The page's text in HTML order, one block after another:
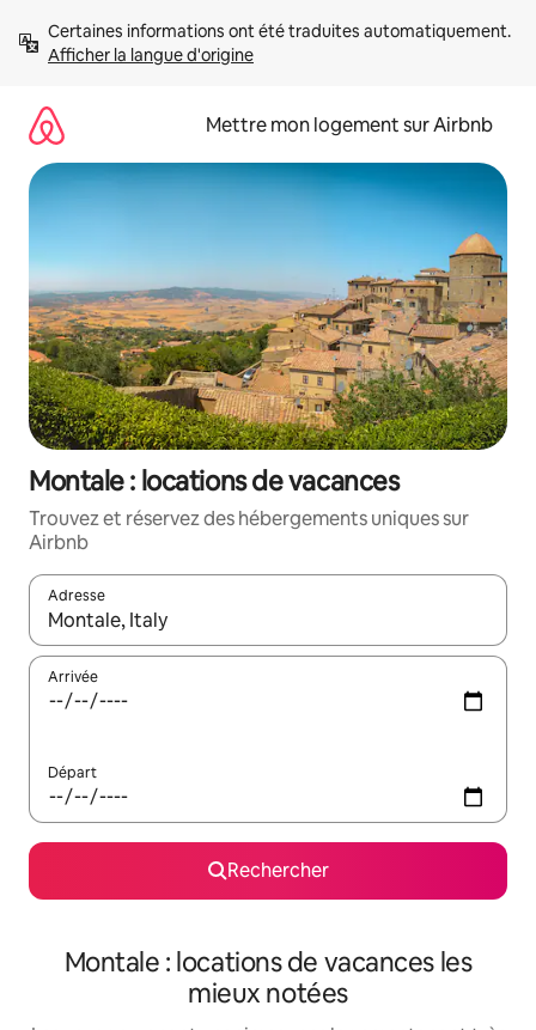
directement
Afficher la langue d'origine
Mettre mon logement sur Airbnb
Montale : locations de vacances
Trouvez et réservez des hébergements uniques sur
Airbnb
Adresse
Lorsque les résultats s'affichent, utilisez les flèches vers le
Arrivée
Départ
Rechercher
Montale : locations de vacances les
mieux notées